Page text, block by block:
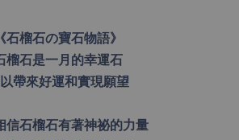
《石榴石の寶石物語》
榴石是一月的幸運石
帶來好運和實現願望
信石榴石有著神祕的力量